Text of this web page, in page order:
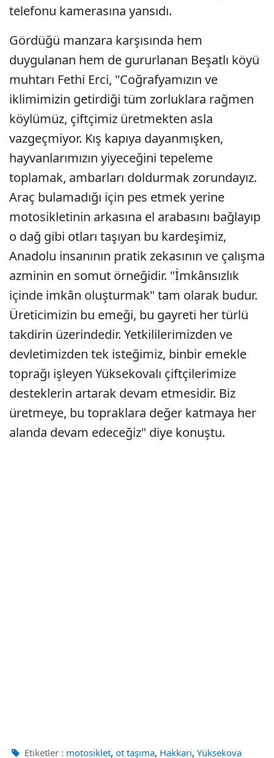
telefonu kamerasına yansıdı.
Gördüğü manzara karşısında hem
duygulanan hem de gururlanan Beşatlı köyü
muhtarı Fethi Erci, "Coğrafyamızın ve
iklimimizin getirdiği tüm zorluklara rağmen
köylümüz, çiftçimiz üretmekten asla
vazgeçmiyor. Kış kapıya dayanmışken,
hayvanlarımızın yiyeceğini tepeleme
toplamak, ambarları doldurmak zorundayız.
Araç bulamadığı için pes etmek yerine
motosikletinin arkasına el arabasını bağlayıp
o dağ gibi otları taşıyan bu kardeşimiz,
Anadolu insanının pratik zekasının ve çalışma
azminin en somut örneğidir. "İmkânsızlık
içinde imkân oluşturmak" tam olarak budur.
Üreticimizin bu emeği, bu gayreti her türlü
takdirin üzerindedir. Yetkililerimizden ve
devletimizden tek isteğimiz, binbir emekle
toprağı işleyen Yüksekovalı çiftçilerimize
desteklerin artarak devam etmesidir. Biz
üretmeye, bu topraklara değer katmaya her
alanda devam edeceğiz" diye konuştu.
Etiketler : motosiklet, ot taşıma, Hakkari, Yüksekova